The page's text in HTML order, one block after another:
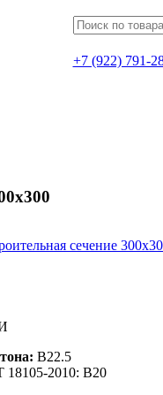
+7 (922) 791-
сечение
B22.5
2010: B20